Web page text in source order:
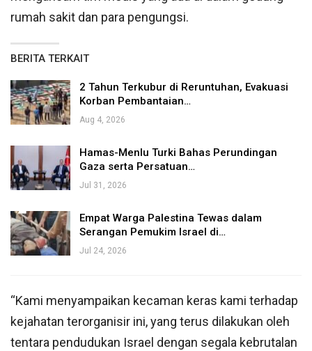
rumah sakit dan para pengungsi.
BERITA TERKAIT
2 Tahun Terkubur di Reruntuhan, Evakuasi
Korban Pembantaian…
Aug 4, 2026
Hamas-Menlu Turki Bahas Perundingan
Gaza serta Persatuan…
Jul 31, 2026
Empat Warga Palestina Tewas dalam
Serangan Pemukim Israel di…
Jul 24, 2026
“Kami menyampaikan kecaman keras kami terhadap
kejahatan terorganisir ini, yang terus dilakukan oleh
tentara pendudukan Israel dengan segala kebrutalan